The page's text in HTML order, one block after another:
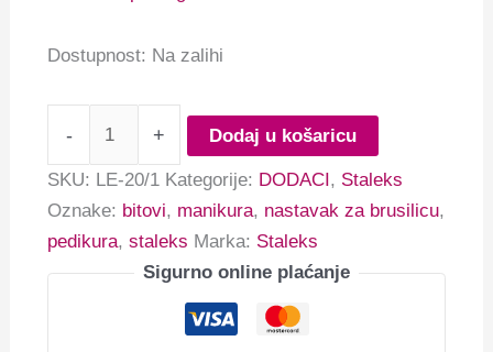
Dostupnost: Na zalihi
- + Dodaj u košaricu
SKU: LE-20/1 Kategorije: DODACI , Staleks
Oznake: bitovi, manikura, nastavak za brusilicu,
pedikura,staleks Marka: Staleks
Sigurno online plaćanje